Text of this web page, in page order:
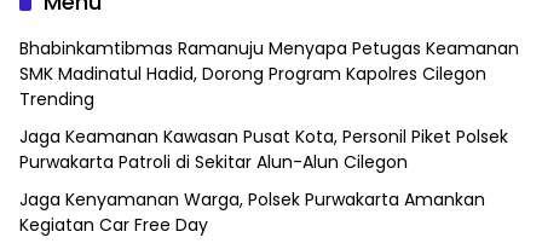
Bhabinkamtibmas Ramanuju Menyapa Petugas Keamanan
SMK Madinatul Hadid, Dorong Program Kapolres Cilegon
Trending
Jaga Keamanan Kawasan Pusat Kota, Personil Piket Polsek
Purwakarta Patroli di Sekitar Alun-Alun Cilegon
Jaga Kenyamanan Warga, Polsek Purwakarta Amankan
Kegiatan Car Free Day